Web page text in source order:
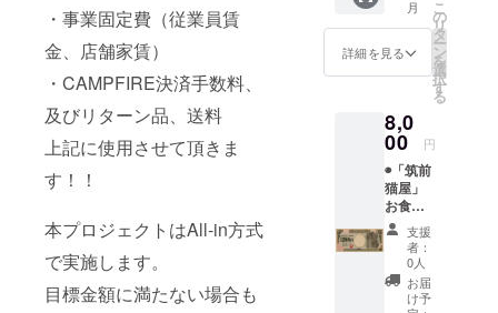
・事業固定費（従業員賃
金、店舗家賃）
・CAMPFIRE決済手数料、
及びリターン品、送料
上記に使用させて頂きま
す！！
本プロジェクトはAll-in方式
で実施します。
目標金額に満たない場合も
カー
ド）
の３
種、黒,
白,紺,ラ
イトブ
ルーの4
選べま
す ＊モ
デル写
真
（160c
m,Sサ
イズ,カ
ラー
黒） ＊
背面に
は猫の
月
詳細を見る
こ
の
リ
タ
ー
ン
を
選
択
す
る
8,0
00 円
◉「筑前
猫屋」
お食事
券
12000
円分
（1,000
円券12
支援
者：
0人
お届
け予